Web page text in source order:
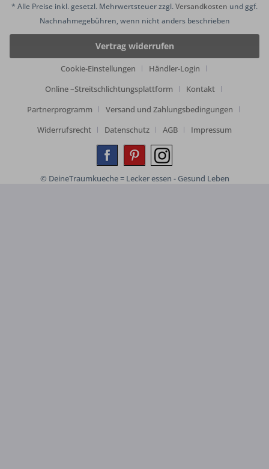
* Alle Preise inkl. gesetzl. Mehrwertsteuer zzgl.Versandkosten und ggf.
Nachnahmegebühren, wenn nicht anders beschrieben
Vertrag widerrufen
Cookie-Einstellungen
Händler-Login
Online –Streitschlichtungsplattform
Kontakt
Partnerprogramm
Versand und Zahlungsbedingungen
Widerrufsrecht
Datenschutz AGB Impressum
© DeineTraumkueche = Lecker essen - Gesund Leben